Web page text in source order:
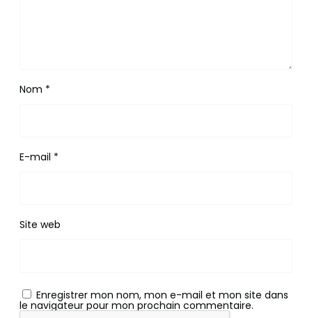
Nom *
E-mail *
Site web
Enregistrer mon nom, mon e-mail et mon site dans
le navigateur pour mon prochain commentaire.